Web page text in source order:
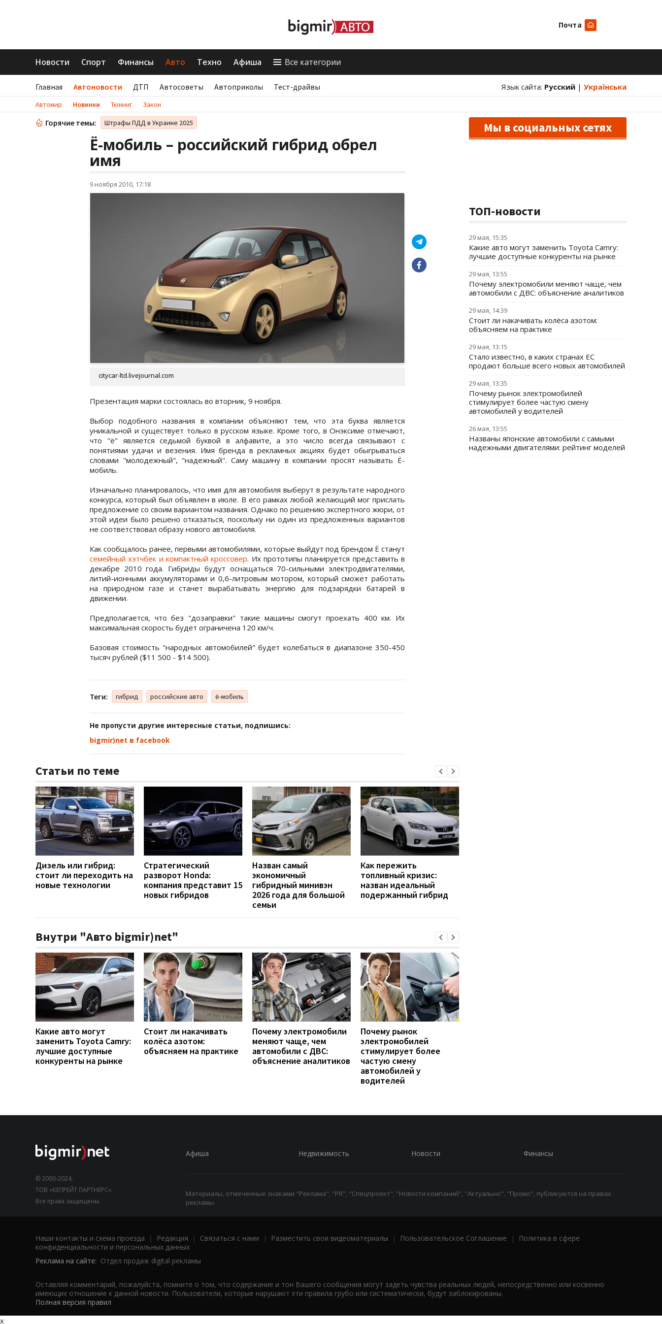
Почта
Новости Спорт Финансы Авто Техно Афиша Все категории
Главная Автоновости ДТП Автосоветы Автоприколы Тест-драйвы Язык сайта: Русский | Українська
Автомир Новинки Тюнинг Закон
Горячие темы: Штрафы ПДД в Украине 2025
Ё-мобиль – российский гибрид обрел
имя
9 ноября 2010, 17:18
citycar-ltd.livejournal.com
Презентация марки состоялась во вторник, 9 ноября.
Выбор подобного названия в компании объясняют тем, что эта буква является
уникальной и существует только в русском языке. Кроме того, в Онэксиме отмечают,
что "ё" является седьмой буквой в алфавите, а это число всегда связывают с
понятиями удачи и везения. Имя бренда в рекламных акциях будет обыгрываться
словами "молодежный", "надежный". Саму машину в компании просят называть Ё-
мобиль.
Изначально планировалось, что имя для автомобиля выберут в результате народного
конкурса, который был объявлен в июле. В его рамках любой желающий мог прислать
предложение со своим вариантом названия. Однако по решению экспертного жюри, от
этой идеи было решено отказаться, поскольку ни один из предложенных вариантов
не соответствовал образу нового автомобиля.
Как сообщалось ранее, первыми автомобилями, которые выйдут под брендом Ё станут
семейный хэтчбек и компактный кроссовер. Их прототипы планируется представить в
декабре 2010 года. Гибриды будут оснащаться 70-сильными электродвигателями,
литий-ионными аккумуляторами и 0,6-литровым мотором, который сможет работать
на природном газе и станет вырабатывать энергию для подзарядки батарей в
движении.
Предполагается, что без "дозаправки" такие машины смогут проехать 400 км. Их
максимальная скорость будет ограничена 120 км/ч.
Базовая стоимость "народных автомобилей" будет колебаться в диапазоне 350-450
тысяч рублей ($11 500 - $14 500).
Теги: гибрид российские авто ё-мобиль
Не пропусти другие интересные статьи, подпишись:
bigmir)net в facebook
Статьи по теме
Дизель или гибрид:
стоит ли переходить на
новые технологии
Стратегический
разворот Honda:
компания представит 15
новых гибридов
Назван самый
экономичный
гибридный минивэн
2026 года для большой
семьи
Как пережить
топливный кризис:
назван идеальный
подержанный гибрид
Внутри "Авто bigmir)net"
Какие авто могут
заменить Toyota Camry:
лучшие доступные
конкуренты на рынке
Стоит ли накачивать
колёса азотом:
объясняем на практике
Почему электромобили
меняют чаще, чем
автомобили с ДВС:
объяснение аналитиков
Почему рынок
электромобилей
стимулирует более
частую смену
автомобилей у
водителей
Мы в социальных сетях
ТОП-новости
29 мая, 15:35
Какие авто могут заменить Toyota Camry:
лучшие доступные конкуренты на рынке
29 мая, 13:55
Почему электромобили меняют чаще, чем
автомобили с ДВС: объяснение аналитиков
29 мая, 14:39
Стоит ли накачивать колёса азотом:
объясняем на практике
29 мая, 13:15
Стало известно, в каких странах ЕС
продают больше всего новых автомобилей
29 мая, 13:35
Почему рынок электромобилей
стимулирует более частую смену
автомобилей у водителей
26 мая, 13:55
Названы японские автомобили с самыми
надежными двигателями: рейтинг моделей
© 2000-2024,
ТОВ «КЕПРЕЙТ ПАРТНЕРС».
Все права защищены.
Афиша Недвижимость Новости Финансы
Материалы, отмеченные знаками "Реклама", "PR", "Спецпроект", "Новости компаний", "Актуально", "Промо", публикуются на правах
рекламы.
Наши контакты и схема проезда | Редакция | Связаться с нами | Разместить свои видеоматериалы | Пользовательское Соглашение |
Политика в сфере
конфиденциальности и персональных данных
Реклама на сайте: Отдел продаж digital рекламы
Оставляя комментарий, пожалуйста, помните о том, что содержание и тон Вашего сообщения могут задеть чувства реальных людей, непосредственно или косвенно
имеющих отношение к данной новости. Пользователи, которые нарушают эти правила грубо или систематически, будут заблокированы.
Полная версия правил
x